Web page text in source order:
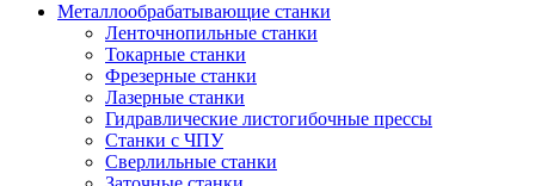
Металлообрабатывающие станки
Ленточнопильные станки
Токарные станки
Фрезерные станки
Лазерные станки
Гидравлические листогибочные прессы
Станки с ЧПУ
Сверлильные станки